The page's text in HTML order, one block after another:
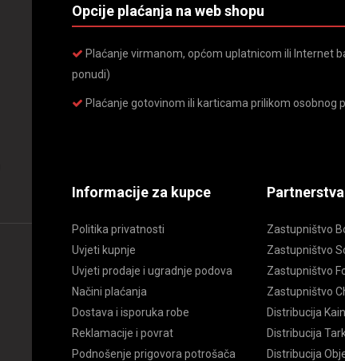
Opcije plaćanja na web shopu
Plaćanje virmanom, općom uplatnicom ili Internet
ponudi)
Plaćanje gotovinom ili karticama prilikom osobnog
Informacije za kupce
Politika privatnosti
Uvjeti kupnje
Uvjeti prodaje i ugradnje podova
Načini plaćanja
Dostava i isporuka robe
Reklamacije i povrat
Podnošenje prigovora potrošača
Partnerstva
Zastupništvo
Zastupništvo
Zastupništvo
Zastupništvo
Distribucija
Distribucija
Distribucija